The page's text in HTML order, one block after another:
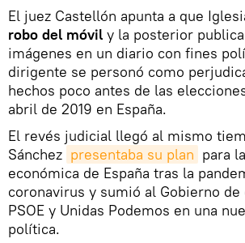
El juez Castellón apunta a que
robo del móvil y la posterior
imágenes en un diario con fines
dirigente se personó como
hechos poco antes de las
abril de 2019 en España.
El revés judicial llegó al mismo
Sánchez presentaba su plan para
económica de España tras la
coronavirus y sumió al Gobierno
PSOE y Unidas Podemos en una
política.